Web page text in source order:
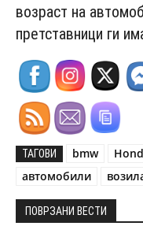
возраст на
претставници ги
ТАГОВИ bmw
автомобили
ПОВРЗАНИ ВЕСТИ